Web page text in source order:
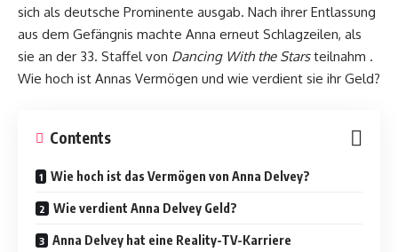
sich als deutsche Prominente ausgab. Nach ihrer Entlassung
aus dem Gefängnis machte Anna erneut Schlagzeilen, als
sie an der 33. Staffel von Dancing With the Starsteilnahm .
Wie hoch ist Annas Vermögen und wie verdient sie ihr Geld?
Contents
Wie hoch ist das Vermögen von Anna Delvey?
Wie verdient Anna Delvey Geld?
Anna Delvey hat eine Reality-TV-Karriere